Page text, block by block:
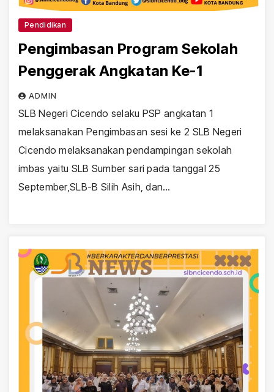
Pendidikan
Pengimbasan Program Sekolah
Penggerak Angkatan Ke-1
ADMIN
SLB Negeri Cicendo selaku PSP angkatan 1
melaksanakan Pengimbasan sesi ke 2 SLB Negeri
Cicendo melaksanakan pendampingan sekolah
imbas yaitu SLB Sumber sari pada tanggal 25
September,SLB-B Silih Asih, dan…